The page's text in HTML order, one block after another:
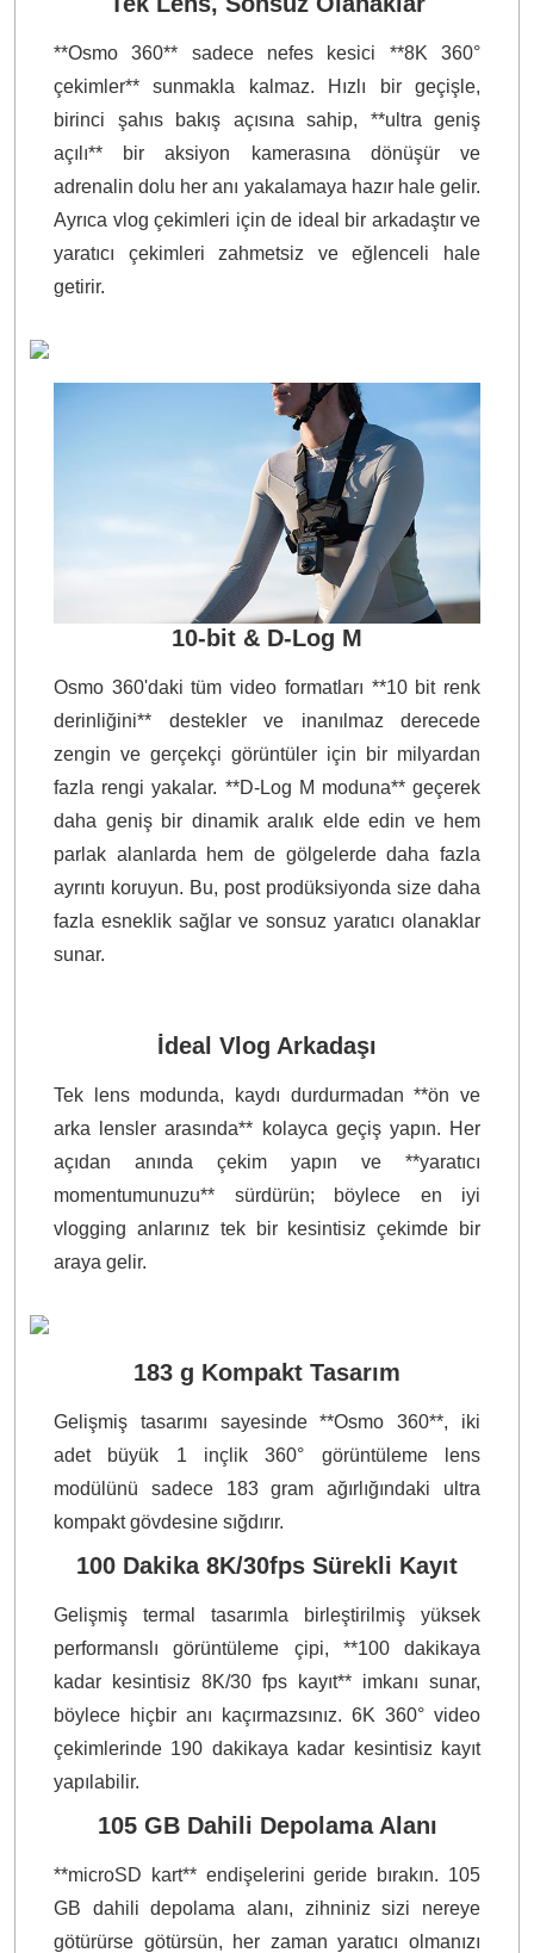
**Osmo 360** sadece nefes kesici **8K 360°
çekimler** sunmakla kalmaz. Hızlı bir geçişle,
birinci şahıs bakış açısına sahip, **ultra geniş
açılı** bir aksiyon kamerasına dönüşür ve
adrenalin dolu her anı yakalamaya hazır hale gelir.
Ayrıca vlog çekimleri için de ideal bir arkadaştır ve
yaratıcı çekimleri zahmetsiz ve eğlenceli hale
getirir.
10-bit & D-Log M
Osmo 360'daki tüm video formatları **10 bit renk
derinliğini** destekler ve inanılmaz derecede
zengin ve gerçekçi görüntüler için bir milyardan
fazla rengi yakalar. **D-Log M moduna** geçerek
daha geniş bir dinamik aralık elde edin ve hem
parlak alanlarda hem de gölgelerde daha fazla
ayrıntı koruyun. Bu, post prodüksiyonda size daha
fazla esneklik sağlar ve sonsuz yaratıcı olanaklar
sunar.
İdeal Vlog Arkadaşı
Tek lens modunda, kaydı durdurmadan **ön ve
arka lensler arasında** kolayca geçiş yapın. Her
açıdan anında çekim yapın ve **yaratıcı
momentumunuzu** sürdürün; böylece en iyi
vlogging anlarınız tek bir kesintisiz çekimde bir
araya gelir.
183 g Kompakt Tasarım
Gelişmiş tasarımı sayesinde **Osmo 360**, iki
adet büyük 1 inçlik 360° görüntüleme lens
modülünü sadece 183 gram ağırlığındaki ultra
kompakt gövdesine sığdırır.
100 Dakika 8K/30fps Sürekli Kayıt
Gelişmiş termal tasarımla birleştirilmiş yüksek
performanslı görüntüleme çipi, **100 dakikaya
kadar kesintisiz 8K/30 fps kayıt** imkanı sunar,
böylece hiçbir anı kaçırmazsınız. 6K 360° video
çekimlerinde 190 dakikaya kadar kesintisiz kayıt
yapılabilir.
105 GB Dahili Depolama Alanı
**microSD kart** endişelerini geride bırakın. 105
GB dahili depolama alanı, zihniniz sizi nereye
götürürse götürsün, her zaman yaratıcı olmanızı